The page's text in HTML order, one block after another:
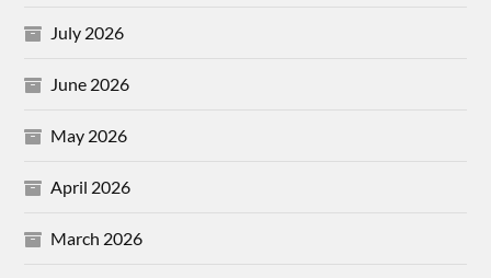
July 2026
June 2026
May 2026
April 2026
March 2026